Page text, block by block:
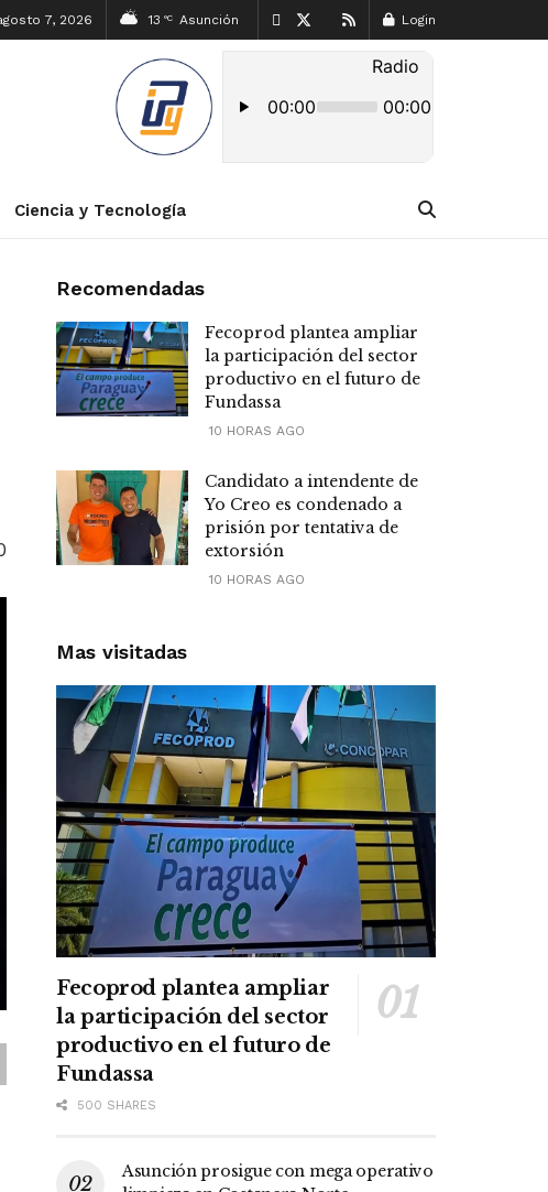
7, 2026 13 °C Asunción Login
Ciencia y Tecnología
Recomendadas
Fecoprod plantea ampliar
la participación del sector
productivo en el futuro de
Fundassa
10 HORAS AGO
Candidato a intendente de
Yo Creo es condenado a
prisión por tentativa de
extorsión
10 HORAS AGO
Mas visitadas
Fecoprod plantea ampliar
la participación del sector
productivo en el futuro de
Fundassa
500 SHARES
Asunción prosigue con mega operativo